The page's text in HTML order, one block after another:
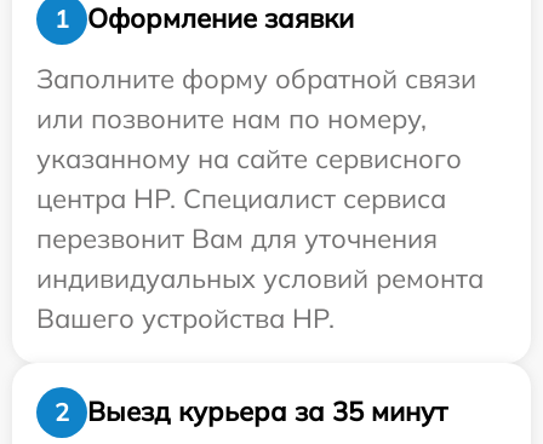
1
Оформление заявки
Заполните форму обратной связи
или позвоните нам по номеру,
указанному на сайте сервисного
центра HP. Специалист сервиса
перезвонит Вам для уточнения
индивидуальных условий ремонта
Вашего устройства HP.
2
Выезд курьера за 35 минут